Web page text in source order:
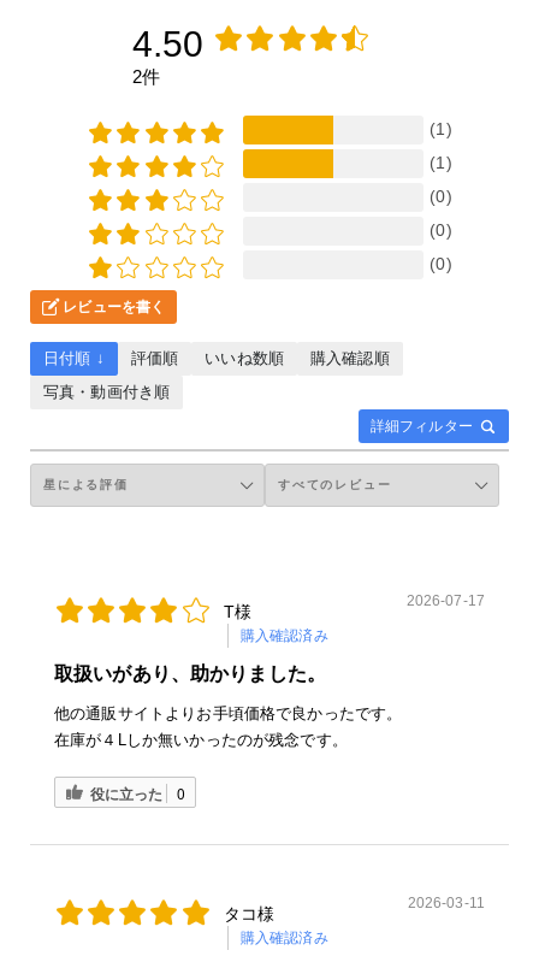
4.50
2件
(1)
(1)
(0)
(0)
(0)
レビューを書く
詳細フィルター
日付順 ↓ 評価順 いいね数順
購入確認順
写真・動画付き順
T様
購入確認済み
2026-07-17
取扱いがあり、助かりました。
他の通販サイトよりお手頃価格で良かったです。
在庫が４Lしか無いかったのが残念です。
役に立った 0
タコ様
購入確認済み
2026-03-11